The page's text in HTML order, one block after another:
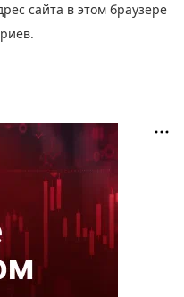
сайта в этом браузере